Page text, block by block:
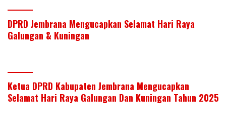
k p
DPRD Jembrana Mengucapkan Selamat Hari Raya
Galungan & Kuningan
Ketua DPRD Kabupaten Jembrana Mengucapkan
Selamat Hari Raya Galungan Dan Kuningan Tahun 2025